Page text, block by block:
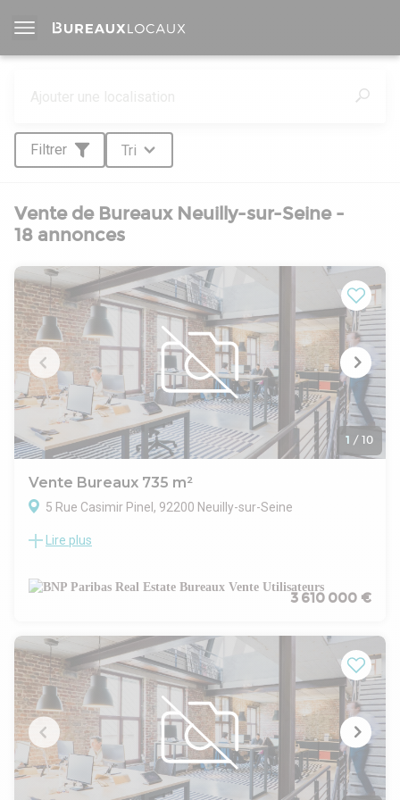
Filtrer Tri
Vente de Bureaux Neuilly-sur-Seine -
18 annonces
1 / 10
Vente Bureaux 735 m²
5 Rue Casimir Pinel, 92200 Neuilly-sur-Seine
IMMEUBLE INDEPENDANT A VENDRE A NEUILLY-SUR-SEINE
ensemble de bureaux d'une surface totale d'environ 734 m²
situé dans le 92 NeuillysurSeine, à deux pas du métro Pont
Caractéristiques principales
Typologie : les locaux s'étendent sur le soussol, le
rezdechaussée et une mezzanine d'un bâtiment d'angle
détenu en pleine propriété. Cette configuration offre une
excellente autonomie pour l'acquéreur et facilite les projets
de division ou de réaménagement.
Surface modulable : le plan est pensé pour être facilement
reconfigurable. Vous disposerez d'open spaces lumineux, de
bureaux cloisonnés à parois vitrées amovibles, d'une salle de
Lire plus
3 610 000 €